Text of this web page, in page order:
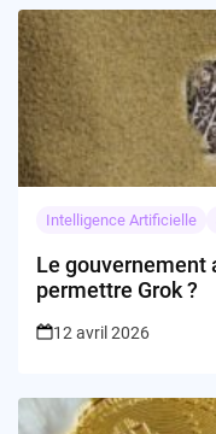
Intelligence Artificielle
Le
permettre Grok ?
12 avril 2026